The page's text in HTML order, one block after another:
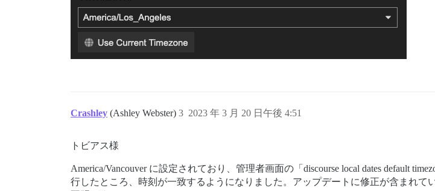
Crashley (Ashley Webster) 2023 年 3 月 20 日午後 4:51
3
トビアス様
America/Vancouver に設定されており、管理者画面の「discourse local dates default
行したところ、時刻が一致するようになりました。アップデートに修正が含まれ